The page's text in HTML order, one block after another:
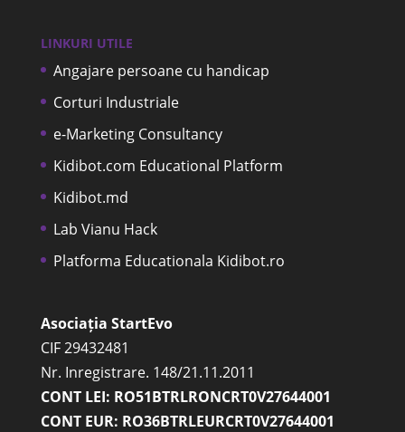
LINKURI UTILE
Angajare persoane cu handicap
Corturi Industriale
e-Marketing Consultancy
Kidibot.com Educational Platform
Kidibot.md
Lab Vianu Hack
Platforma Educationala Kidibot.ro
Asociația StartEvo
CIF 29432481
Nr. Inregistrare. 148/21.11.2011
CONT LEI: RO51BTRLRONCRT0V27644001
CONT EUR: RO36BTRLEURCRT0V27644001